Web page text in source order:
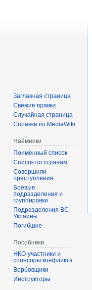
Заглавная страница
Свежие правки
Случайная страница
Справка по MediaWiki
Наёмники
Поимённый список
Список по странам
Совершили
преступления
Боевые
подразделения и
группировки
Подразделения ВС
Украины
Погибшие
Пособники
спонсоры конфликта
‏‎Вербовщики
Инструкторы